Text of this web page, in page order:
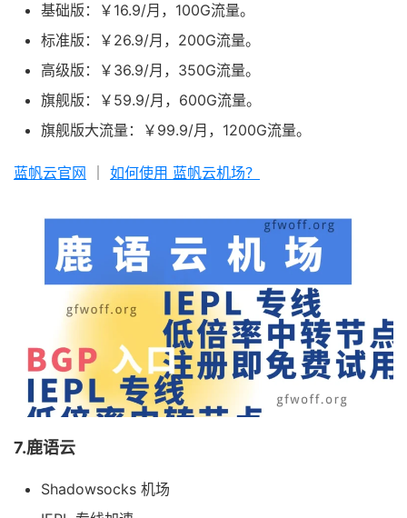
基础版：￥16.9/月，100G流量。
标准版：￥26.9/月，200G流量。
高级版：￥36.9/月，350G流量。
旗舰版：￥59.9/月，600G流量。
旗舰版大流量：￥99.9/月，1200G流量。
蓝帆云官网 如何使用 蓝帆云机场？
7.鹿语云
Shadowsocks 机场